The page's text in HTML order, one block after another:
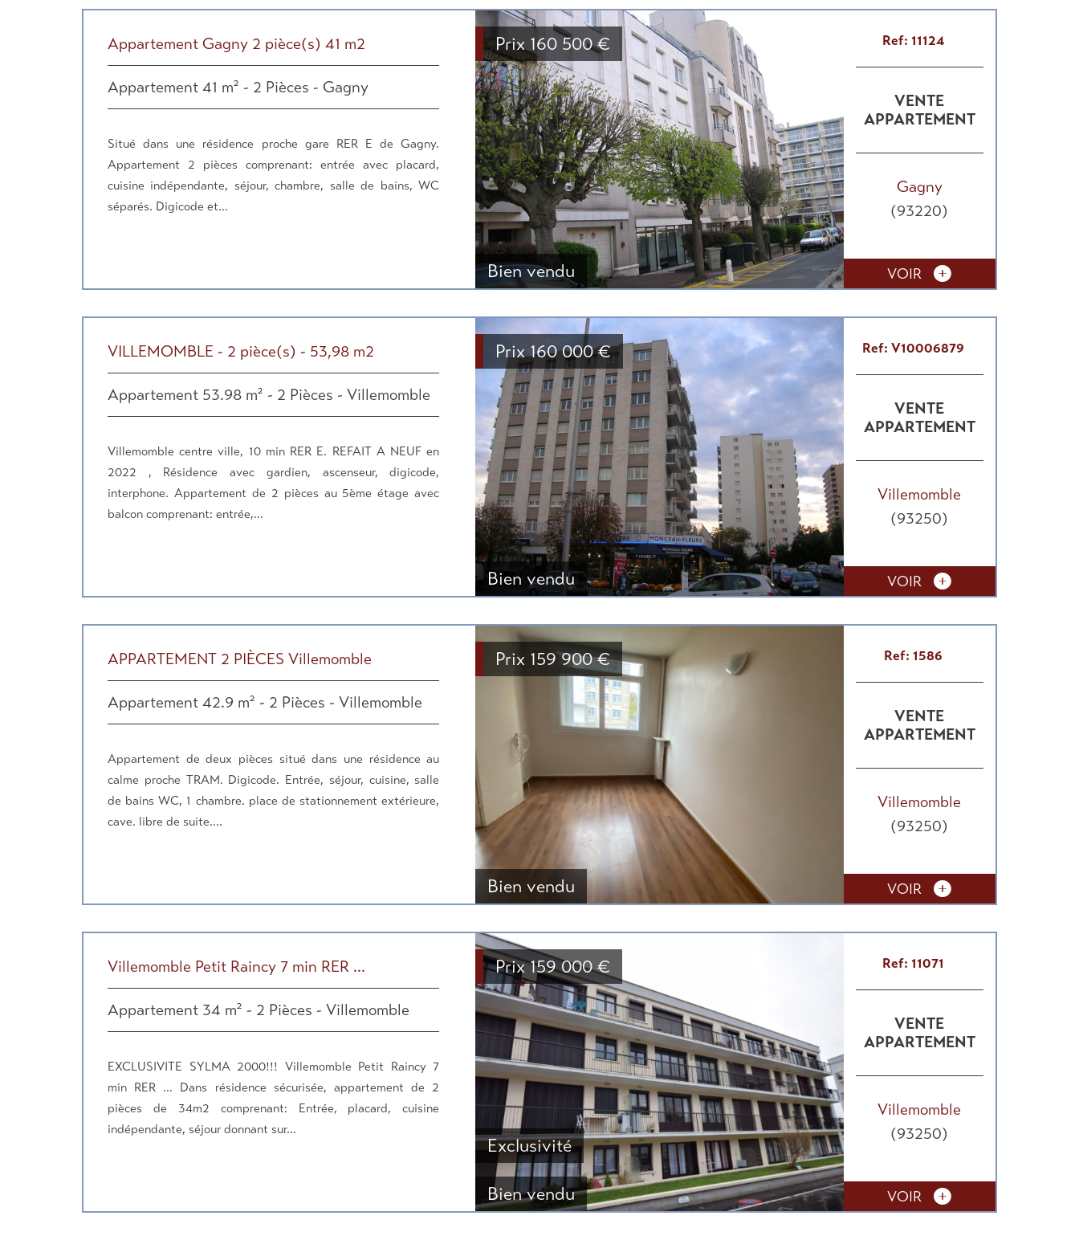
Bien vendu
Prix 160 500 €
Appartement Gagny 2 pièce(s) 41 m2
Appartement 41 m² - 2 Pièces - Gagny
Situé dans une résidence proche gare RER E de Gagny.
Appartement 2 pièces comprenant: entrée avec placard,
cuisine indépendante, séjour, chambre, salle de bains, WC
séparés. Digicode et...
Ref: 11124
VENTE
APPARTEMENT
Gagny
(93220)
VOIR
Bien vendu
Prix 160 000 €
VILLEMOMBLE - 2 pièce(s) - 53,98 m2
Appartement 53.98 m² - 2 Pièces - Villemomble
Villemomble centre ville, 10 min RER E. REFAIT A NEUF en
2022 , Résidence avec gardien, ascenseur, digicode,
interphone. Appartement de 2 pièces au 5ème étage avec
balcon comprenant: entrée,...
Ref: V10006879
VENTE
APPARTEMENT
Villemomble
(93250)
VOIR
Bien vendu
Prix 159 900 €
APPARTEMENT 2 PIÈCES Villemomble
Appartement 42.9 m² - 2 Pièces - Villemomble
Appartement de deux pièces situé dans une résidence au
calme proche TRAM. Digicode. Entrée, séjour, cuisine, salle
de bains WC, 1 chambre. place de stationnement extérieure,
cave. libre de suite....
Ref: 1586
VENTE
APPARTEMENT
Villemomble
(93250)
VOIR
Bien vendu
Exclusivité
Prix 159 000 €
Villemomble Petit Raincy 7 min RER ...
Appartement 34 m² - 2 Pièces - Villemomble
EXCLUSIVITE SYLMA 2000!!! Villemomble Petit Raincy 7
min RER ... Dans résidence sécurisée, appartement de 2
pièces de 34m2 comprenant: Entrée, placard, cuisine
indépendante, séjour donnant sur...
Ref: 11071
VENTE
APPARTEMENT
Villemomble
(93250)
VOIR